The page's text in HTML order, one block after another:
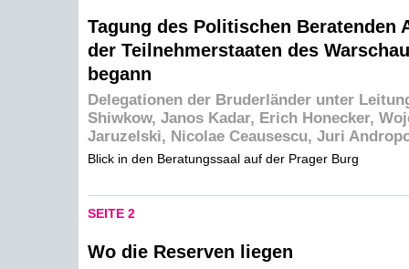
Tagung des Politischen Beratenden
der Teilnehmerstaaten des
begann
Delegationen der Bruderländer unter
Shiwkow, Janos Kadar, Erich Honecker,
Jaruzelski, Nicolae Ceausescu, Juri
Blick in den Beratungssaal auf der Prager Burg
SEITE 2
Wo die Reserven liegen